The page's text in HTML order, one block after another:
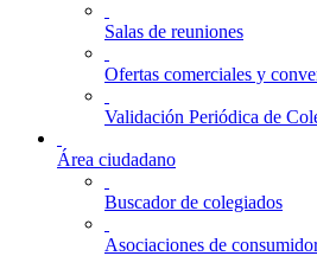
Salas de reuniones
Ofertas comerciales y
Validación Periódica de
Área ciudadano
Buscador de colegiados
Asociaciones de